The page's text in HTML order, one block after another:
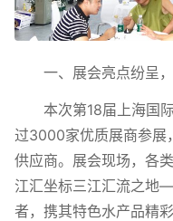
一、展会亮点纷呈，
本次第18届上海国际
过3000家优质展商参展
供应商。展会现场，各
江汇坐标三江汇流之地
者，携其特色水产品精